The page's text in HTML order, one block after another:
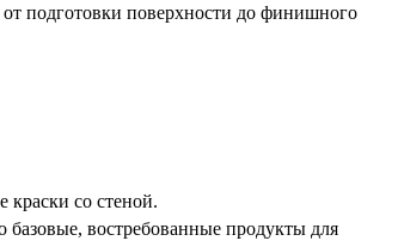
подготовки поверхности до финишного
краски со стеной.
базовые, востребованные продукты для